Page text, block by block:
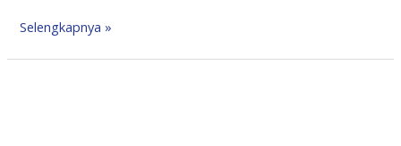
Selengkapnya »